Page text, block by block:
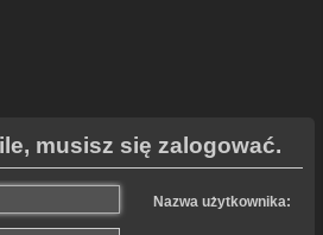
musisz się zalogować.
Nazwa użytkownika: